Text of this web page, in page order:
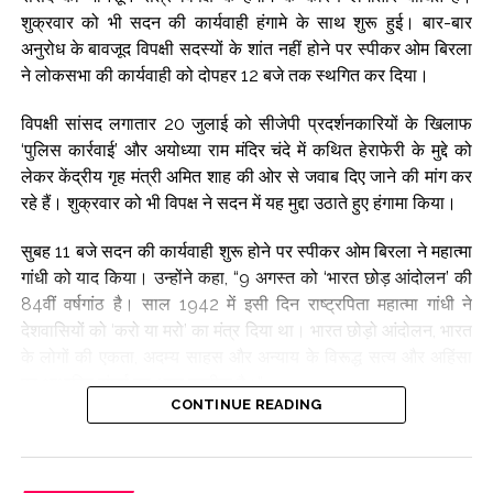
Post Views: 65,452
शुक्रवार को भी सदन की कार्यवाही हंगामे के साथ शुरू हुई। बार-बार
अनुरोध के बावजूद विपक्षी सदस्यों के शांत नहीं होने पर स्पीकर ओम बिरला
ने लोकसभा की कार्यवाही को दोपहर 12 बजे तक स्थगित कर दिया।
विपक्षी सांसद लगातार 20 जुलाई को सीजेपी प्रदर्शनकारियों के खिलाफ
‘पुलिस कार्रवाई’ और अयोध्या राम मंदिर चंदे में कथित हेराफेरी के मुद्दे को
लेकर केंद्रीय गृह मंत्री अमित शाह की ओर से जवाब दिए जाने की मांग कर
रहे हैं। शुक्रवार को भी विपक्ष ने सदन में यह मुद्दा उठाते हुए हंगामा किया।
सुबह 11 बजे सदन की कार्यवाही शुरू होने पर स्पीकर ओम बिरला ने महात्मा
गांधी को याद किया। उन्होंने कहा, “9 अगस्त को ‘भारत छोड़ आंदोलन’ की
84वीं वर्षगांठ है। साल 1942 में इसी दिन राष्ट्रपिता महात्मा गांधी ने
देशवासियों को ‘करो या मरो’ का मंत्र दिया था। भारत छोड़ो आंदोलन, भारत
पर आधारित संघर्ष का अमर प्रतीक है।”
जनजागरण का मार्ग प्रशस्त किया और राष्ट्र के आत्मविश्वास को नई ऊर्जा
CONTINUE READING